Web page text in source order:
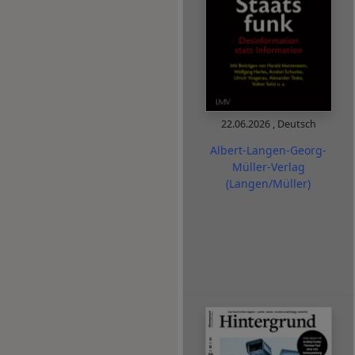
22.06.2026 , Deutsch
Albert-Langen-Georg-
Müller-Verlag
(Langen/Müller)